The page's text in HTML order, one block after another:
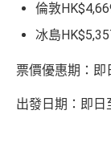
倫敦
冰島
票價優惠期：即
出發日期：即日